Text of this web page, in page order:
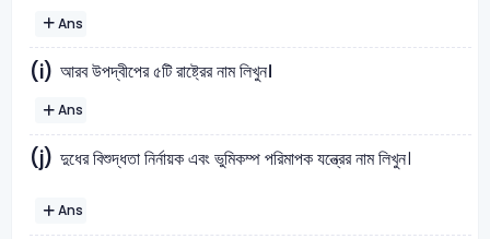
Ans
(i) আরব উপদ্বীপের ৫টি রাষ্ট্রের নাম লিখুন।
Ans
(j) দুধের বিশুদ্ধতা নির্নায়ক এবং ভুমিকম্প পরিমাপক যন্ত্রের নাম লিখুন।
Ans